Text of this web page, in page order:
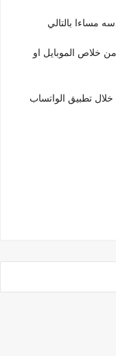
مساءا بالتالي
خلاص الموبايل او
تطبيق الواتساب